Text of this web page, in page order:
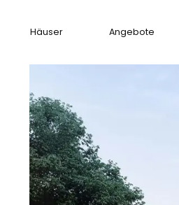
Häuser Angebote